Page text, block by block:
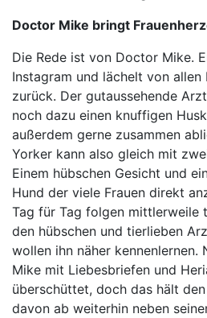
Doctor Mike bringt
Die Rede ist von Doctor Mike.
Instagram und lächelt von allen
zurück. Der gutaussehende
noch dazu einen knuffigen
außerdem gerne zusammen
Yorker kann also gleich mit
Einem hübschen Gesicht und
Hund der viele Frauen direkt
Tag für Tag folgen mittlerweile
den hübschen und tierlieben
wollen ihn näher
Mike mit Liebesbriefen und
überschüttet, doch das hält
davon ab weiterhin neben